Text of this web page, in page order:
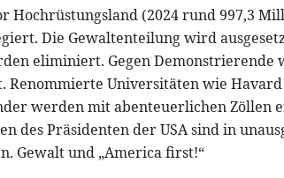
Hochrüstungsland (2024 rund 997,3
Die Gewaltenteilung wird
eliminiert. Gegen Demonstrierende
Renommierte Universitäten wie
werden mit abenteuerlichen Zöllen
des Präsidenten der USA sind in
Gewalt und „America first!“